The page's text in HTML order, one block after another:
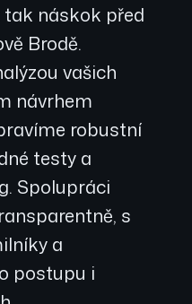
náskok před
Brodě.
vašich
návrhem
robustní
testy a
Spolupráci
s
a
postupu i